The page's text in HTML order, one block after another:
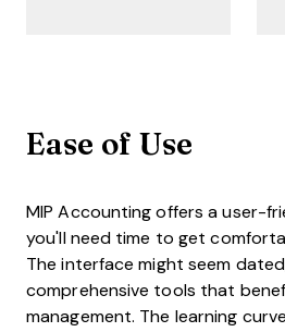
Ease of Use
MIP Accounting offers a user-
you'll need time to get
The interface might seem
comprehensive tools that
management. The learning